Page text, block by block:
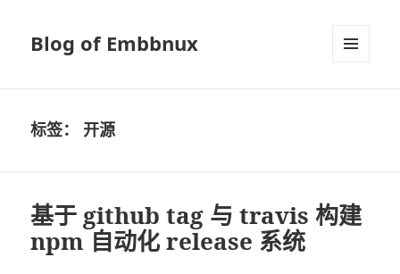
Blog of Embbnux
标签： 开源
基于 github tag 与 travis 构建
npm 自动化 release 系统